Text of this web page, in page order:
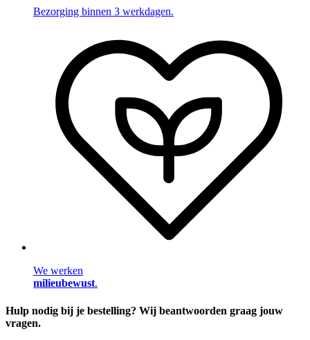
Bezorging binnen 3 werkdagen.
We werken
milieubewust.
Hulp nodig bij je bestelling? Wij beantwoorden graag jouw
vragen.